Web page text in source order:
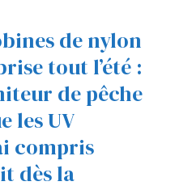
de nylon
tout l’été :
de pêche
les UV
compris
dès la